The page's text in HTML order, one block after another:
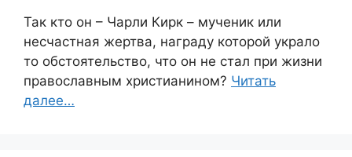
Так кто он – Чарли Кирк – мученик или
несчастная жертва, награду которой украло
то обстоятельство, что он не стал при жизни
православным христианином? Читать
далее…